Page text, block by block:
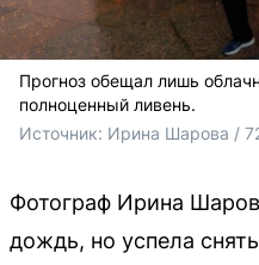
Прогноз обещал лишь
полноценный ливень.
Источник: Ирина Шарова /
Фотограф Ирина
дождь, но успела